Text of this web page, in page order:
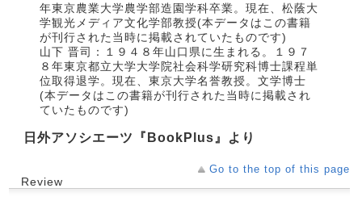
年東京農業大学農学部造園学科卒業。現在、松蔭大
学観光メディア文化学部教授(本データはこの書籍
が刊行された当時に掲載されていたものです)
山下 晋司：１９４８年山口県に生まれる。１９７
８年東京都立大学大学院社会科学研究科博士課程単
位取得退学。現在、東京大学名誉教授。文学博士
(本データはこの書籍が刊行された当時に掲載され
ていたものです)
日外アソシエーツ『BookPlus』より
Go to the top of this page
Review